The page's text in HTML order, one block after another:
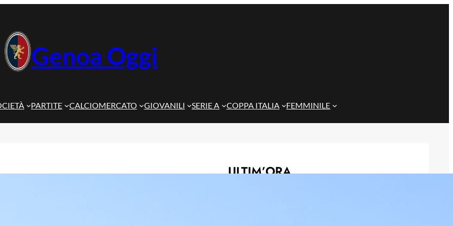
Genoa Oggi
PARTITE CALCIOMERCATO GIOVANILI SERIE A COPPA ITALIA FEMMINILE
ULTIM’ORA